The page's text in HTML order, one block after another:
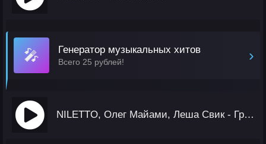
🎤 Генератор музыкальных хитов
Всего 25 рублей! ›
NILETTO, Олег Майами, Леша Свик - Громче Города